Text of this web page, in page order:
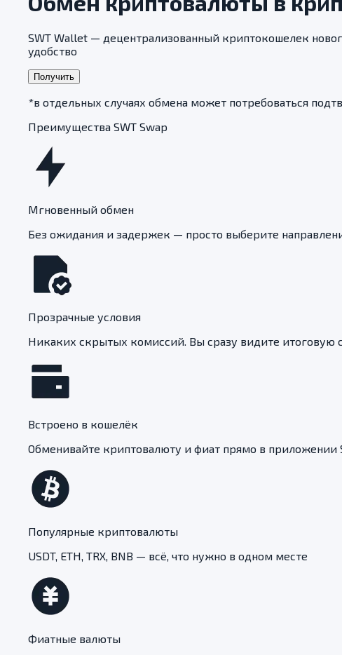
SWT Wallet — децентрализованный криптокошелек
удобство
Получить
*в отдельных случаях обмена может потребоваться
Преимущества SWT Swap
Мгновенный обмен
Без ожидания и задержек — просто выберите
Прозрачные условия
Никаких скрытых комиссий. Вы сразу видите итоговую
Встроено в кошелёк
Обменивайте криптовалюту и фиат прямо в приложении
Популярные криптовалюты
USDT, ETH, TRX, BNB — всё, что нужно в одном месте
Фиатные валюты